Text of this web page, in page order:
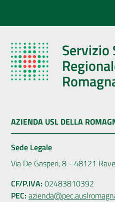
Servizio
AZIENDA USL DELLA
Sede Legale
Via De Gasperi, 8 - 48121
CF/P.IVA: 02483810392
PEC: